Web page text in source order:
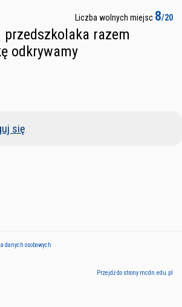
Liczba wolnych miejsc 8/20
razem
odkrywamy
się
danych osobowych
Przejdź do strony mcdn.edu.pl